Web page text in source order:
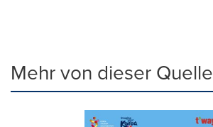
Mehr von dieser Quelle